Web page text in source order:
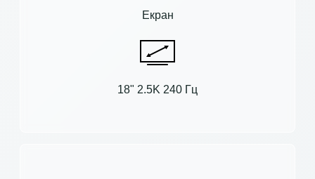
Екран
18" 2.5K 240 Гц